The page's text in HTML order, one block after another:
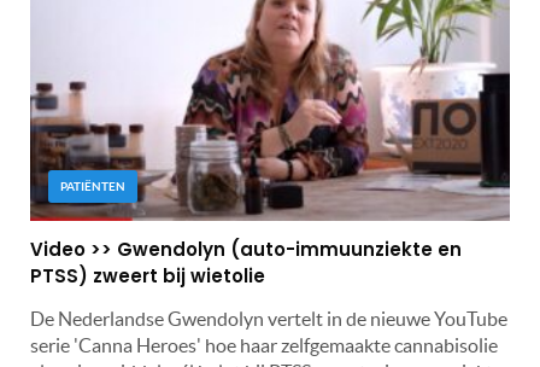
PATIËNTEN
Video >> Gwendolyn (auto-immuunziekte en
PTSS) zweert bij wietolie
De Nederlandse Gwendolyn vertelt in de nieuwe YouTube
serie 'Canna Heroes' hoe haar zelfgemaakte cannabisolie